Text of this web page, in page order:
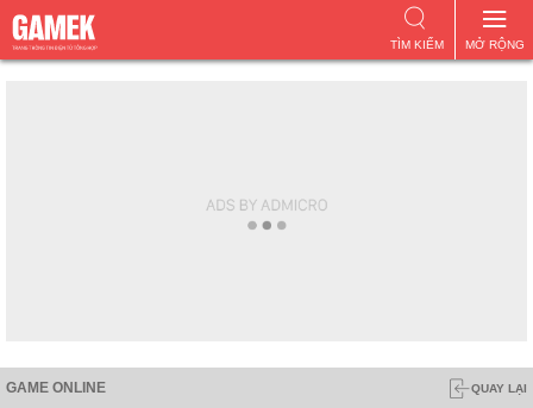
MỞ RỘNG
TÌM KIẾM
GAME ONLINE QUAY LẠI